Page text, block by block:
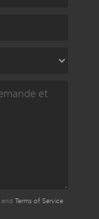
and Terms of Service